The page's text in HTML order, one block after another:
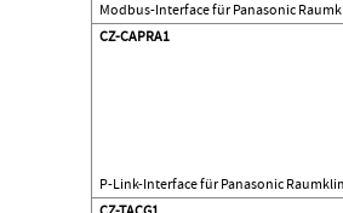
Modbus-Interface für Panasonic
CZ-CAPRA1
P-Link-Interface für Panasonic